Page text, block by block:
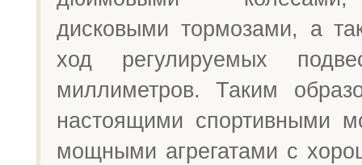
дисковыми тормозами, а
ход регулируемых
миллиметров. Таким
настоящими спортивными
мощными агрегатами с